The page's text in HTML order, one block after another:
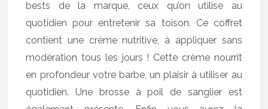
bests de la marque, ceux qu’on utilise au
quotidien pour entretenir sa toison. Ce coffret
contient une crème nutritive, à appliquer sans
modération tous les jours ! Cette crème nourrit
en profondeur votre barbe, un plaisir à utiliser au
quotidien. Une brosse à poil de sanglier est